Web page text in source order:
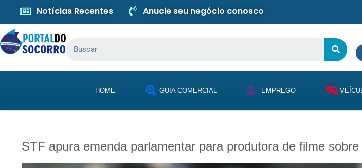
Notícias Recentes Anucie seu negócio conosco
HOME GUIA COMERCIAL EMPREGO
STF apura emenda parlamentar para produtora de filme